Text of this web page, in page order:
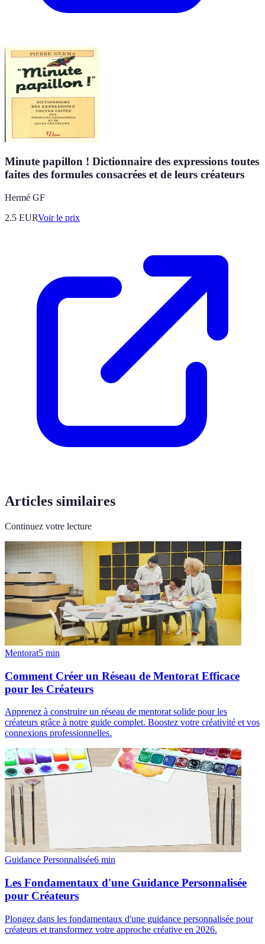
Minute papillon ! Dictionnaire des expressions toutes
faites des formules consacrées et de leurs créateurs
Hermé GF
2.5 EURVoir le prix
Articles similaires
Continuez votre lecture
Mentorat5 min
Comment Créer un Réseau de Mentorat Efficace
pour les Créateurs
Apprenez à construire un réseau de mentorat solide pour les
créateurs grâce à notre guide complet. Boostez votre créativité et vos
connexions professionnelles.
Guidance Personnalisée6 min
Les Fondamentaux d'une Guidance Personnalisée
pour Créateurs
Plongez dans les fondamentaux d'une guidance personnalisée pour
créateurs et transformez votre approche créative en 2026.